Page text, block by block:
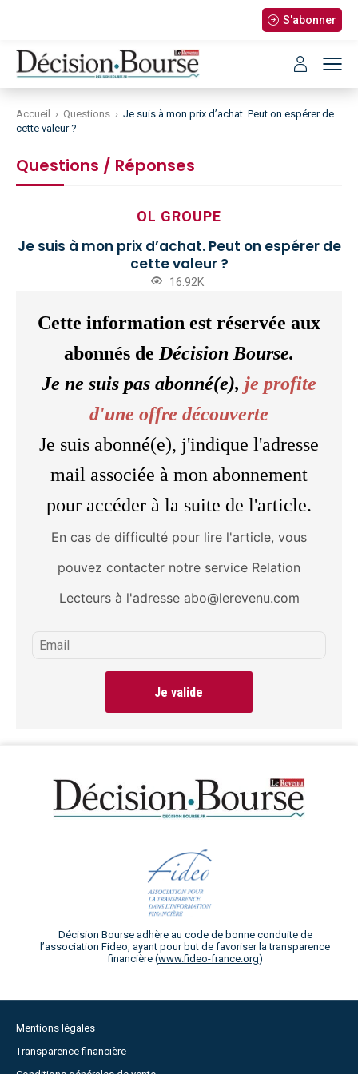
S'abonner
Accueil › Questions › Je suis à mon prix d’achat. Peut on espérer de
cette valeur ?
Questions / Réponses
OL GROUPE
Je suis à mon prix d’achat. Peut on espérer de
cette valeur ?
16.92K
Cette information est réservée aux
abonnés de Décision Bourse.
Je ne suis pas abonné(e), je profite
d'une offre découverte
Je suis abonné(e), j'indique l'adresse
mail associée à mon abonnement
pour accéder à la suite de l'article.
En cas de difficulté pour lire l'article, vous
pouvez contacter notre service Relation
Lecteurs à l'adresse abo@lerevenu.com
Je valide
Décision Bourse adhère au code de bonne conduite de
l’association Fideo, ayant pour but de favoriser la transparence
financière (www.fideo-france.org)
Mentions légales
Transparence financière